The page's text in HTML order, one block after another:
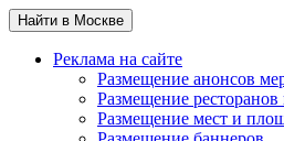
Найти в Москве
Реклама на сайте
Размещение анонсов
Размещение ресторанов
Размещение мест и